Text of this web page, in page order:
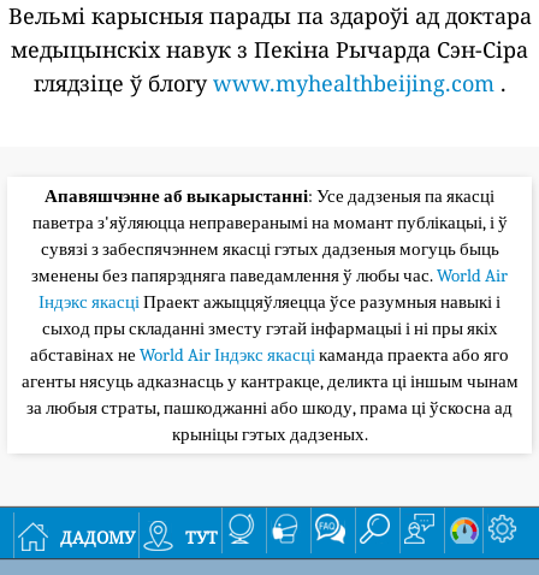
Вельмі карысныя парады па здароўі ад доктара
медыцынскіх навук з Пекіна Рычарда Сэн-Сіра
глядзіце ў блогуwww.myhealthbeijing.com.
Апавяшчэнне аб выкарыстанні: Усе дадзеныя па якасці
паветра з'яўляюцца неправеранымі на момант публікацыі, і ў
сувязі з забеспячэннем якасці гэтых дадзеныя могуць быць
зменены без папярэдняга паведамлення ў любы час.World Air
Індэкс якасціПраект ажыццяўляецца ўсе разумныя навыкі і
сыход пры складанні зместу гэтай інфармацыі і ні пры якіх
абставінах не World Air Індэкс якасцікаманда праекта або яго
агенты нясуць адказнасць у кантракце, деликта ці іншым чынам
за любыя страты, пашкоджанні або шкоду, прама ці ўскосна ад
крыніцы гэтых дадзеных.
дадому тут